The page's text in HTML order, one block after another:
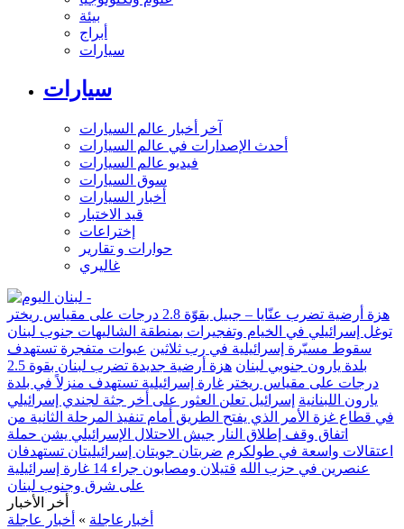
بيئة
أبراج
سيارات
سيارات
آخر أخبار عالم السيارات
أحدث الإصدارات في عالم السيارات
فيديو عالم السيارات
سوق السيارات
أخبار السيارات
قيد الاختبار
إختراعات
حوارات و تقارير
غاليري
هزة أرضية تضرب عنّايا – جبيل بقوّة 2.8 درجات على مقياس ريختر
توغل إسرائيلي في الخيام وتفجيرات بمنطقة الشاليهات جنوب لبنان
سقوط مسيّرة إسرائيلية في رب ثلاثين عبوات متفجرة تستهدف
بلدة يارون جنوبي لبنان
هزة أرضية جديدة تضرب لبنان بقوة 2.5
درجات على مقياس ريختر غارة إسرائيلية تستهدف منزلاً في بلدة
يارون اللبنانية إسرائيل تعلن العثور على أخر جثة لجندي إسرائيلي
في قطاع غزة الأمر الذي يفتح الطريق أمام تنفيذ المرحلة الثانية من
اتفاق وقف إطلاق النار جيش الاحتلال الإسرائيلي يشن حملة
اعتقالات واسعة في طولكرم ضربتان جويتان إسرائيليتان تستهدفان
عنصرين في حزب الله
قتيلان ومصابون جراء 14 غارة إسرائيلية
على شرق وجنوب لبنان
أخر الأخبار
أخبارعاجلة » أخبار عاجلة